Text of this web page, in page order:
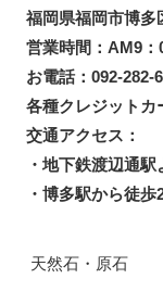
福岡県福岡市博多
営業時間：AM9
お電話：092-282-
各種クレジットカ
交通アクセス：
・地下鉄渡辺通
・博多駅から徒歩
天然石・原石